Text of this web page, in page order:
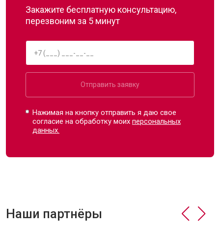
Закажите бесплатную консультацию,
перезвоним за 5 минут
Отправить заявку
Нажимая на кнопку отправить я даю свое
согласие на обработку моихперсональных
данных.
Наши партнёры